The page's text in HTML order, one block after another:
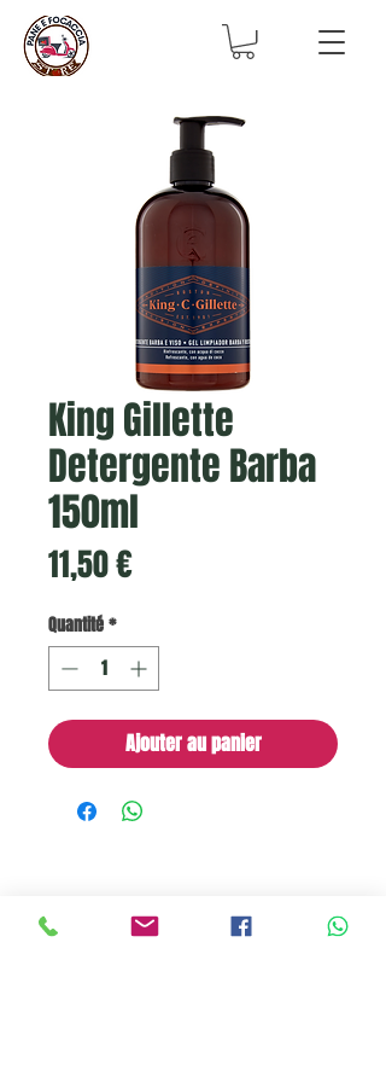
King Gillette
Detergente Barba
150ml
11,50 €Prix
Quantité*
Ajouter au panier